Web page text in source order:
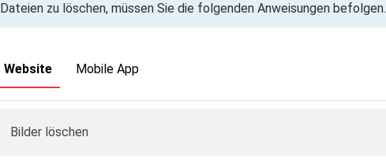
Dateien zu löschen, müssen Sie die folgenden Anweisungen befolgen.
Website Mobile App
Bilder löschen